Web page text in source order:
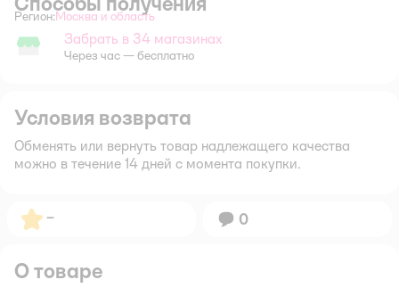
Регион: Выбор адреса доставки.
Москва и область
Забрать в магазине
Забрать в 34 магазинах
Через час — бесплатно
Условия возврата
Обменять или вернуть товар надлежащего качества
можно в течение 14 дней с момента покупки.
Рейтинг:
– Вопросов:
0
О товаре